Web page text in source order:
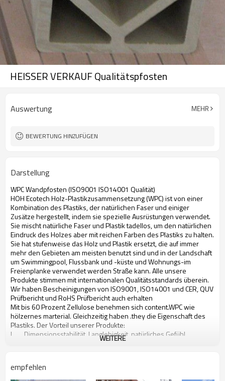
HEISSER VERKAUF Qualitätspfosten
Auswertung MEHR
BEWERTUNG HINZUFÜGEN
Darstellung
WPC Wandpfosten (ISO9001 ISO14001 Qualität)
HOH Ecotech Holz-Plastikzusammensetzung (WPC) ist von einer
Kombination des Plastiks, der natürlichen Faser und einiger
Zusätze hergestellt, indem sie spezielle Ausrüstungen verwendet.
Sie mischt natürliche Faser und Plastik tadellos, um den natürlichen
Eindruck des Holzes aber mit reichen Farben des Plastiks zu halten.
Sie hat stufenweise das Holz und Plastik ersetzt, die auf immer
mehr den Gebieten am meisten benutzt sind und in der Landschaft
um Swimmingpool, Flussbank und -küste und Wohnungs-im
Freienplanke verwendet werden Straße kann. Alle unsere
Produkte stimmen mit internationalen Qualitätsstandards überein.
Wir haben Bescheinigungen von ISO9001, ISO14001 und CER, QUV
Prüfbericht und RoHS Prüfbericht auch erhalten
Mit bis 60 Prozent Zellulose benehmen sich content.WPC wie
hölzernes marterial. Gleichzeitig haben .they die Eigenschaft des
Plastiks. Der Vorteil unserer Produkte:
L Dimensionsstabilität, Langlebigkeit, natürliches Gefühl
L Stall über einer breiten Temperaturspanne, Wetter-resisitant
L Leicht produziert und leicht fabriziert
WEITERE
empfehlen